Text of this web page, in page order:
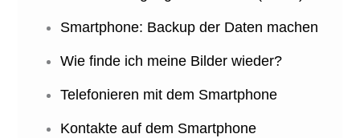
Smartphone: Backup der Daten machen
Wie finde ich meine Bilder wieder?
Telefonieren mit dem Smartphone
Kontakte auf dem Smartphone